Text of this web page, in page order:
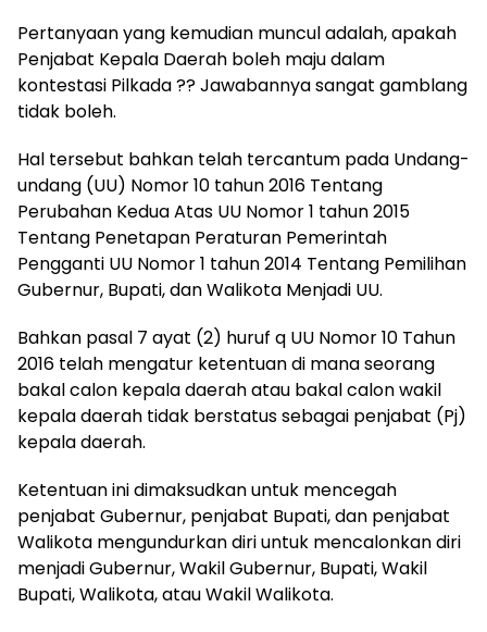
Pertanyaan yang kemudian muncul adalah, apakah
Penjabat Kepala Daerah boleh maju dalam
kontestasi Pilkada ?? Jawabannya sangat gamblang
tidak boleh.
Hal tersebut bahkan telah tercantum pada Undang-
undang (UU) Nomor 10 tahun 2016 Tentang
Perubahan Kedua Atas UU Nomor 1 tahun 2015
Tentang Penetapan Peraturan Pemerintah
Pengganti UU Nomor 1 tahun 2014 Tentang Pemilihan
Gubernur, Bupati, dan Walikota Menjadi UU.
Bahkan pasal 7 ayat (2) huruf q UU Nomor 10 Tahun
2016 telah mengatur ketentuan di mana seorang
bakal calon kepala daerah atau bakal calon wakil
kepala daerah tidak berstatus sebagai penjabat (Pj)
kepala daerah.
Ketentuan ini dimaksudkan untuk mencegah
penjabat Gubernur, penjabat Bupati, dan penjabat
Walikota mengundurkan diri untuk mencalonkan diri
menjadi Gubernur, Wakil Gubernur, Bupati, Wakil
Bupati, Walikota, atau Wakil Walikota.